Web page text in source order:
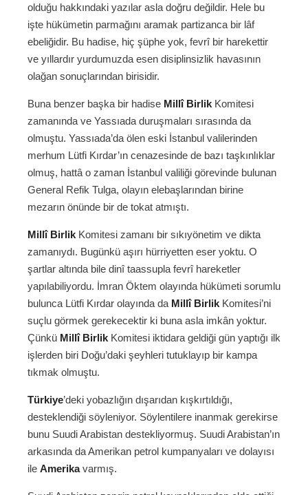
olduğu hakkındaki yazılar asla doğru değildir. Hele bu
işte hükümetin parmağını aramak partizanca bir lâf
ebeliğidir. Bu hadise, hiç şüphe yok, fevrî bir harekettir
ve yıllardır yurdumuzda esen disiplinsizlik havasının
olağan sonuçlarından birisidir.
Buna benzer başka bir hadise Millî Birlik Komitesi
zamanında ve Yassıada duruşmaları sırasında da
olmuştu. Yassıada’da ölen eski İstanbul valilerinden
merhum Lütfi Kırdar’ın cenazesinde de bazı taşkınlıklar
olmuş, hattâ o zaman İstanbul valiliği görevinde bulunan
General Refik Tulga, olayın elebaşlarından birine
mezarın önünde bir de tokat atmıştı.
Millî Birlik Komitesi zamanı bir sıkıyönetim ve dikta
zamanıydı. Bugünkü aşırı hürriyetten eser yoktu. O
şartlar altında bile dinî taassupla fevrî hareketler
yapılabiliyordu. İmran Öktem olayında hükümeti sorumlu
bulunca Lütfi Kırdar olayında da Millî Birlik Komitesi’ni
suçlu görmek gerekecektir ki buna asla imkân yoktur.
Çünkü Millî Birlik Komitesi iktidara geldiği gün yaptığı ilk
işlerden biri Doğu’daki şeyhleri tutuklayıp bir kampa
tıkmak olmuştu.
Türkiye’deki yobazlığın dışarıdan kışkırtıldığı,
desteklendiği söyleniyor. Söylentilere inanmak gerekirse
bunu Suudi Arabistan destekliyormuş. Suudi Arabistan’ın
arkasında da Amerikan petrol kumpanyaları ve dolayısı
ile Amerikavarmış.